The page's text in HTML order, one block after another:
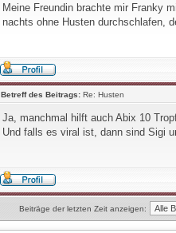
Meine Freundin brachte mir Franky
nachts ohne Husten durchschlafen,
Betreff des Beitrags: Re: Husten
Ja, manchmal hilft auch Abix 10
Und falls es viral ist, dann sind Sigi
Beiträge der letzten Zeit anzeigen: